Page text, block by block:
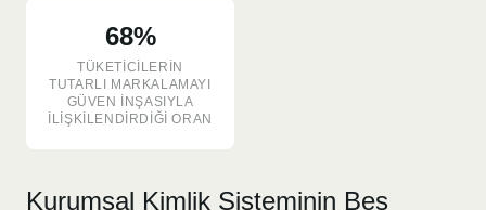
68%
TÜKETICILERIN
TUTARLI MARKALAMAYI
GÜVEN INŞASIYLA
ILIŞKILENDIRDIĞI ORAN
Kurumsal Kimlik Sisteminin Beş